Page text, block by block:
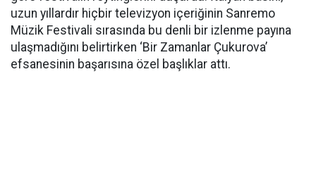
uzun yıllardır hiçbir televizyon içeriğinin Sanremo
Müzik Festivali sırasında bu denli bir izlenme payına
ulaşmadığını belirtirken ‘Bir Zamanlar Çukurova’
efsanesinin başarısına özel başlıklar attı.